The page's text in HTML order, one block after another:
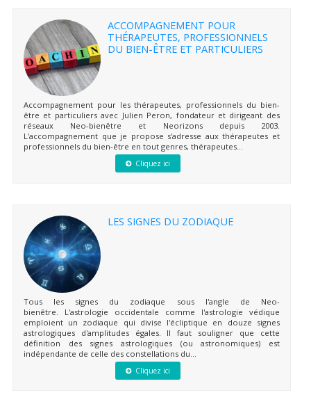
ACCOMPAGNEMENT POUR
THÉRAPEUTES, PROFESSIONNELS
DU BIEN-ÊTRE ET PARTICULIERS
Accompagnement pour les thérapeutes, professionnels du bien-
être et particuliers avec Julien Peron, fondateur et dirigeant des
réseaux Neo-bienêtre et Neorizons depuis 2003.
L'accompagnement que je propose s'adresse aux thérapeutes et
professionnels du bien-être en tout genres, thérapeutes...
Cliquez ici
LES SIGNES DU ZODIAQUE
Tous les signes du zodiaque sous l'angle de Neo-
bienêtre. L'astrologie occidentale comme l'astrologie védique
emploient un zodiaque qui divise l'écliptique en douze signes
astrologiques d'amplitudes égales. Il faut souligner que cette
définition des signes astrologiques (ou astronomiques) est
indépendante de celle des constellations du...
Cliquez ici